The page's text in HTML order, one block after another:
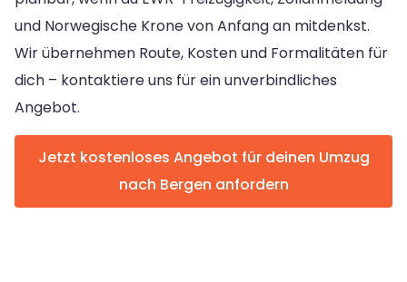
und Norwegische Krone von Anfang an mitdenkst.
Wir übernehmen Route, Kosten und Formalitäten für
dich – kontaktiere uns für ein unverbindliches
Angebot.
Jetzt kostenloses Angebot für deinen Umzug
nach Bergen anfordern